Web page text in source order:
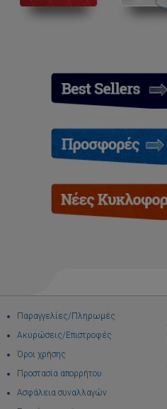
Παραγγελίες/Πληρωμές
Ακυρώσεις/Επιστροφές
Όροι χρήσης
Προστασία απορρήτου
Ασφάλεια συναλλαγών